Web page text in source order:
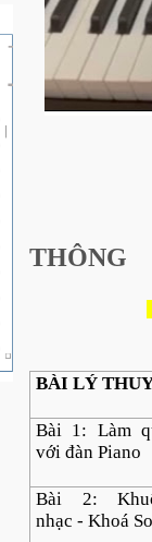
THÔNG
BÀI LÝ
Bài 1: Làm
với đàn Piano
Bài 2:
nhạc - Khoá